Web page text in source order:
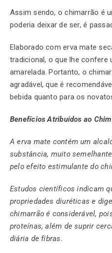
Assim sendo, o chimarrão é
poderia deixar de ser, é
Elaborado com erva mate
tradicional, o que lhe confere
amarelada. Portanto, o
agradável, que é
bebida quanto para os
Benefícios Atribuídos ao
A erva mate contém um
substância, muito
pelo efeito estimulante do
Estudos científicos indicam
propriedades diuréticas e
chimarrão é considerável,
proteínas, além de suprir
diária de fibras.